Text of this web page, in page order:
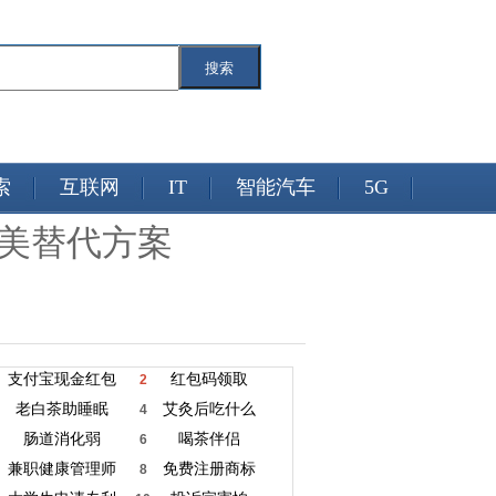
搜索
互联网 IT 智能汽车 5G
替代方案